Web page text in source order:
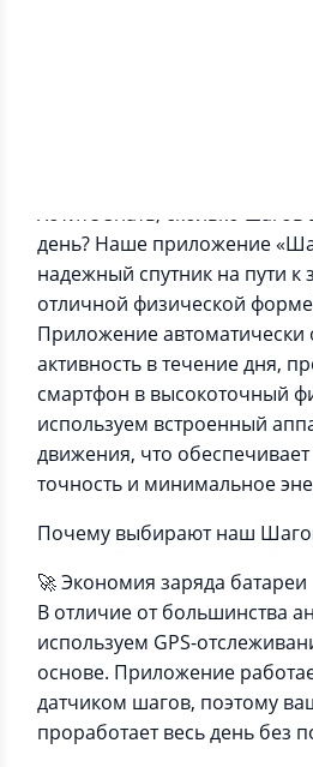
Хотите знать, сколько
день? Наше приложение
надежный спутник на пути к
отличной физической
Приложение автоматически
активность в течение дня,
смартфон в высокоточный
используем встроенный
движения, что
точность и минимальное
Почему выбирают наш
🚀 Экономия заряда батареи
В отличие от большинства
используем GPS-
основе. Приложение
датчиком шагов, поэтому
проработает весь день без